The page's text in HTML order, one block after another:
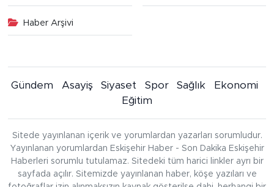
Haber Arşivi
Gündem Asayiş Siyaset Spor Sağlık
Ekonomi
Eğitim
Sitede yayınlanan içerik ve yorumlardan yazarları sorumludur.
Yayınlanan yorumlardan Eskişehir Haber - Son Dakika Eskişehir
Haberleri sorumlu tutulamaz. Sitedeki tüm harici linkler ayrı bir
sayfada açılır. Sitemizde yayınlanan haber, köşe yazıları ve